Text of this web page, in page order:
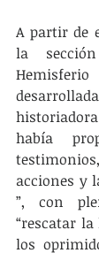
A partir de
la
había
acciones y
”, con
“rescatar
los